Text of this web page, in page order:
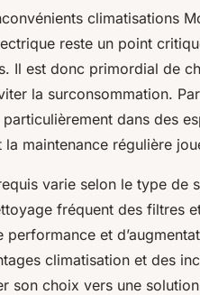
climatisations
reste un point
Il est donc primordial de
la surconsommation.
dans des
la maintenance régulière
varie selon le type de
fréquent des filtres
performance et
climatisation et des
son choix vers une